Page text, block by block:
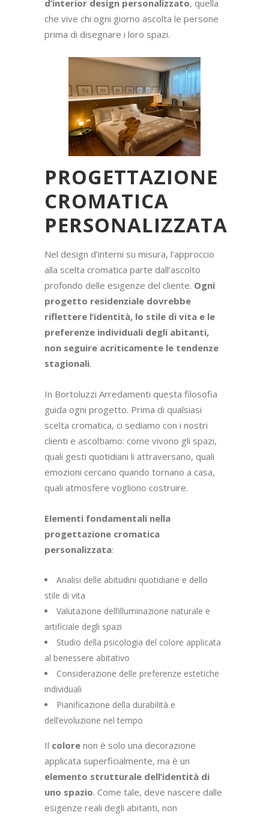
d’interior design personalizzato, quella
che vive chi ogni giorno ascolta le persone
prima di disegnare i loro spazi.
PROGETTAZIONE
CROMATICA
PERSONALIZZATA
Nel design d’interni su misura, l’approccio
alla scelta cromatica parte dall’ascolto
profondo delle esigenze del cliente. Ogni
progetto residenziale dovrebbe
riflettere l’identità, lo stile di vita e le
preferenze individuali degli abitanti,
non seguire acriticamente le tendenze
stagionali.
In Bortoluzzi Arredamenti questa filosofia
guida ogni progetto. Prima di qualsiasi
scelta cromatica, ci sediamo con i nostri
clienti e ascoltiamo: come vivono gli spazi,
quali gesti quotidiani li attraversano, quali
emozioni cercano quando tornano a casa,
quali atmosfere vogliono costruire.
Elementi fondamentali nella
progettazione cromatica
personalizzata:
Analisi delle abitudini quotidiane e dello
stile di vita
Valutazione dell’illuminazione naturale e
artificiale degli spazi
Studio della psicologia del colore applicata
al benessere abitativo
Considerazione delle preferenze estetiche
individuali
Pianificazione della durabilità e
dell’evoluzione nel tempo
Il colore non è solo una decorazione
applicata superficialmente, ma è un
elemento strutturale dell’identità di
uno spazio. Come tale, deve nascere dalle
esigenze reali degli abitanti, non